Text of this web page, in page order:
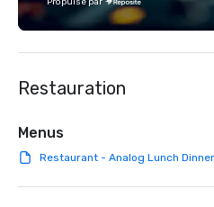
Restauration
Menus
Restaurant - Analog Lunch